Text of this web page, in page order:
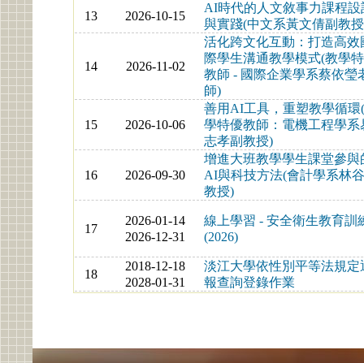
13
2026-10-15
AI時代的人文敘事力課程設
與實踐(中文系黃文倩副教
14 2026-11-02
活化跨文化互動：打造高效
際學生溝通教學模式(教學
教師 - 國際企業學系蔡依瑩
師)
15 2026-10-06
善用AI工具，重塑教學循環
學特優教師：電機工程學系
志孝副教授)
16 2026-09-30
增進大班教學學生課堂參與
AI與科技方法(會計學系林
教授)
17
2026-01-14
2026-12-31
線上學習 - 安全衛生教育訓
(2026)
18
2018-12-18
2028-01-31
淡江大學依性別平等法規定
報查詢登錄作業